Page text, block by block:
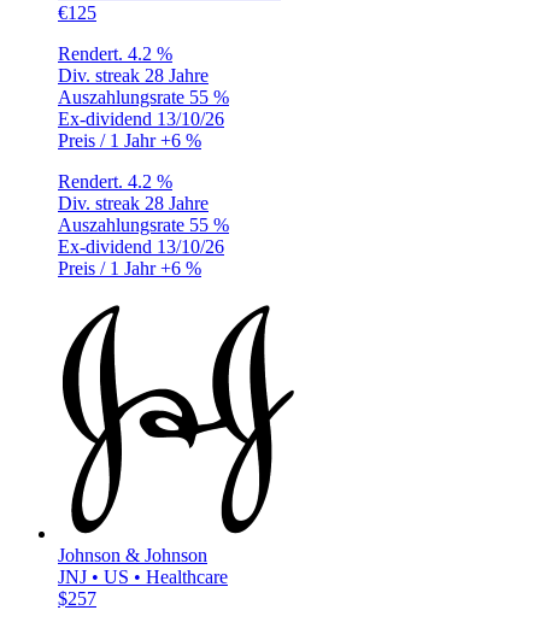
€125
Rendert. 4.2 %
Div. streak 28 Jahre
Auszahlungsrate 55 %
Ex-dividend 13/10/26
Preis / 1 Jahr+6 %
Rendert. 4.2 %
Div. streak 28 Jahre
Auszahlungsrate 55 %
Ex-dividend 13/10/26
Preis / 1 Jahr+6 %
Johnson & Johnson
JNJ • US • Healthcare
$257